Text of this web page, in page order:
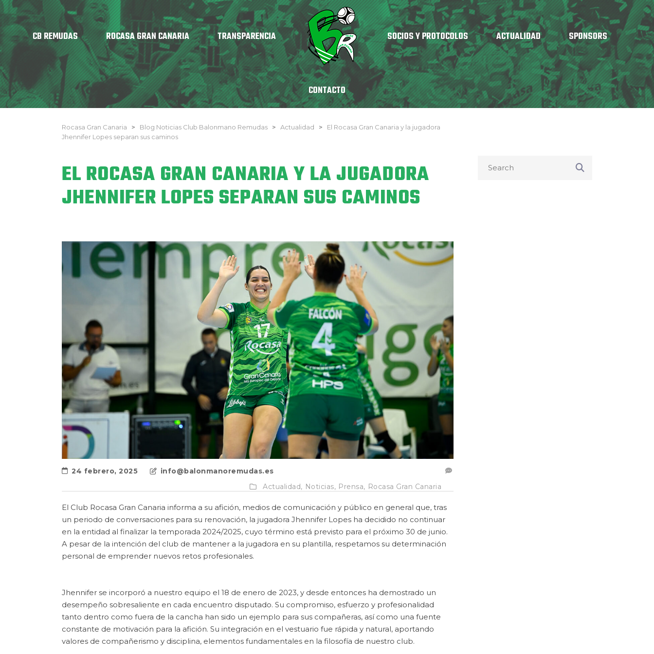
CB REMUDAS ROCASA GRAN CANARIA TRANSPARENCIA SOCIOS Y PROTOCOLOS ACTUALIDAD SPONSORS
CONTACTO
Rocasa Gran Canaria > Blog Noticias Club Balonmano Remudas > Actualidad >
El Rocasa Gran Canaria y la jugadora
Jhennifer Lopes separan sus caminos
EL ROCASA GRAN CANARIA Y LA JUGADORA
JHENNIFER LOPES SEPARAN SUS CAMINOS
24 febrero, 2025
info@balonmanoremudas.es
Actualidad, Noticias, Prensa, Rocasa Gran Canaria
El Club Rocasa Gran Canaria informa a su afición, medios de comunicación y público en general que, tras
un periodo de conversaciones para su renovación, la jugadora Jhennifer Lopes ha decidido no continuar
en la entidad al finalizar la temporada 2024/2025, cuyo término está previsto para el próximo 30 de junio.
A pesar de la intención del club de mantener a la jugadora en su plantilla, respetamos su determinación
personal de emprender nuevos retos profesionales.
Jhennifer se incorporó a nuestro equipo el 18 de enero de 2023, y desde entonces ha demostrado un
desempeño sobresaliente en cada encuentro disputado. Su compromiso, esfuerzo y profesionalidad
tanto dentro como fuera de la cancha han sido un ejemplo para sus compañeras, así como una fuente
constante de motivación para la afición. Su integración en el vestuario fue rápida y natural, aportando
valores de compañerismo y disciplina, elementos fundamentales en la filosofía de nuestro club.